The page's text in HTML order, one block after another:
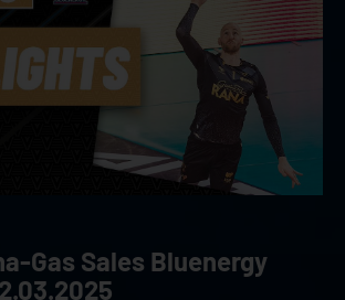
Gas Sales Bluenergy